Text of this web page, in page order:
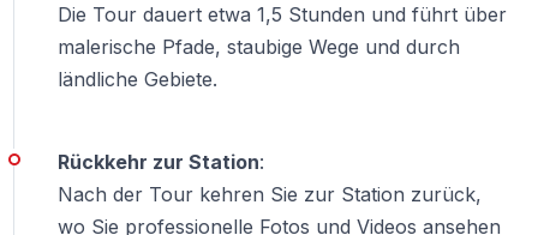
Praktische Informationen für Belek-Gäste
Was Sie wissen sollten
— Online-Buchung empfohlen (Hotel-Tourbüros oft
teurer)
Die Tour dauert etwa 1,5 Stunden und führt über
malerische Pfade, staubige Wege und durch
ländliche Gebiete.
Rückkehr zur Station:
Nach der Tour kehren Sie zur Station zurück,
wo Sie professionelle Fotos und Videos ansehen